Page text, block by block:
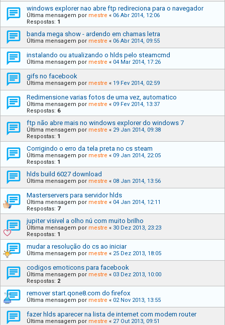
windows explorer nao abre ftp redireciona para o navegador
Última mensagem por mestre « 06 Abr 2014, 12:06
Respostas: 1
banda mega show - ardendo em chamas letra
Última mensagem por mestre « 06 Abr 2014, 09:55
instalando ou atualizando o hlds pelo steamcmd
Última mensagem por mestre « 04 Mar 2014, 17:26
gifs no facebook
Última mensagem por mestre « 19 Fev 2014, 02:59
Redimensione varias fotos de uma vez, automatico
Última mensagem por mestre « 09 Fev 2014, 13:37
Respostas: 6
ftp não abre mais no windows explorer do windows 7
Última mensagem por mestre « 29 Jan 2014, 09:38
Respostas: 1
Corrigindo o erro da tela preta no cs steam
Última mensagem por mestre « 09 Jan 2014, 22:05
Respostas: 1
hlds build 6027 download
Última mensagem por mestre « 08 Jan 2014, 13:56
Masterservers para servidor hlds
Última mensagem por mestre « 04 Jan 2014, 12:11
Respostas: 7
jupiter visivel a olho nú com muito brilho
Última mensagem por mestre « 30 Dez 2013, 23:23
Respostas: 1
mudar a resolução do cs ao iniciar
Última mensagem por mestre « 25 Dez 2013, 18:05
codigos emoticons para facebook
Última mensagem por mestre « 03 Dez 2013, 10:00
Respostas: 2
remover start.qone8.com do firefox
Última mensagem por mestre « 02 Nov 2013, 13:55
fazer hlds aparecer na lista de internet com modem router
Última mensagem por mestre « 27 Out 2013, 09:51